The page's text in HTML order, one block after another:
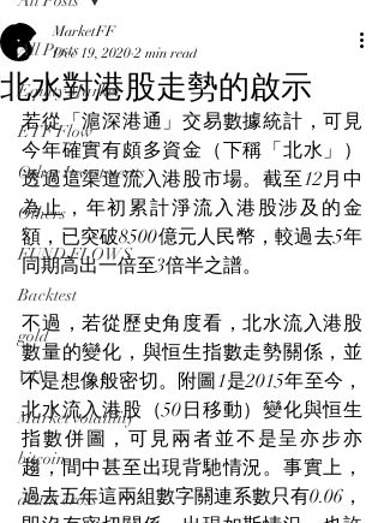
All Posts
Equity Market
ETF Flow
Other Investments
Others
FUND FLOWS
Backtest
gold
VIX
Market volatility
bitcoin
death cross
北水對港股走勢的啟示
MarketFF
Dec 19, 2020 2 min read
若從「滬深港通」交易數據統計，可見
今年確實有頗多資金（下稱「北水」）
透過這渠道流入港股市場。截至12月中
為止，年初累計淨流入港股涉及的金
額，已突破8500億元人民幣，較過去5年
同期高出一倍至3倍半之譜。
不過，若從歷史角度看，北水流入港股
數量的變化，與恒生指數走勢關係，並
不是想像般密切。附圖1是2015年至今，
北水流入港股（50日移動）變化與恒生
指數併圖，可見兩者並不是呈亦步亦
趨，間中甚至出現背馳情況。事實上，
過去五年這兩組數字關連系數只有0.06，